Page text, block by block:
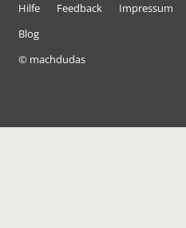
Hilfe Feedback Impressum
Blog
© machdudas